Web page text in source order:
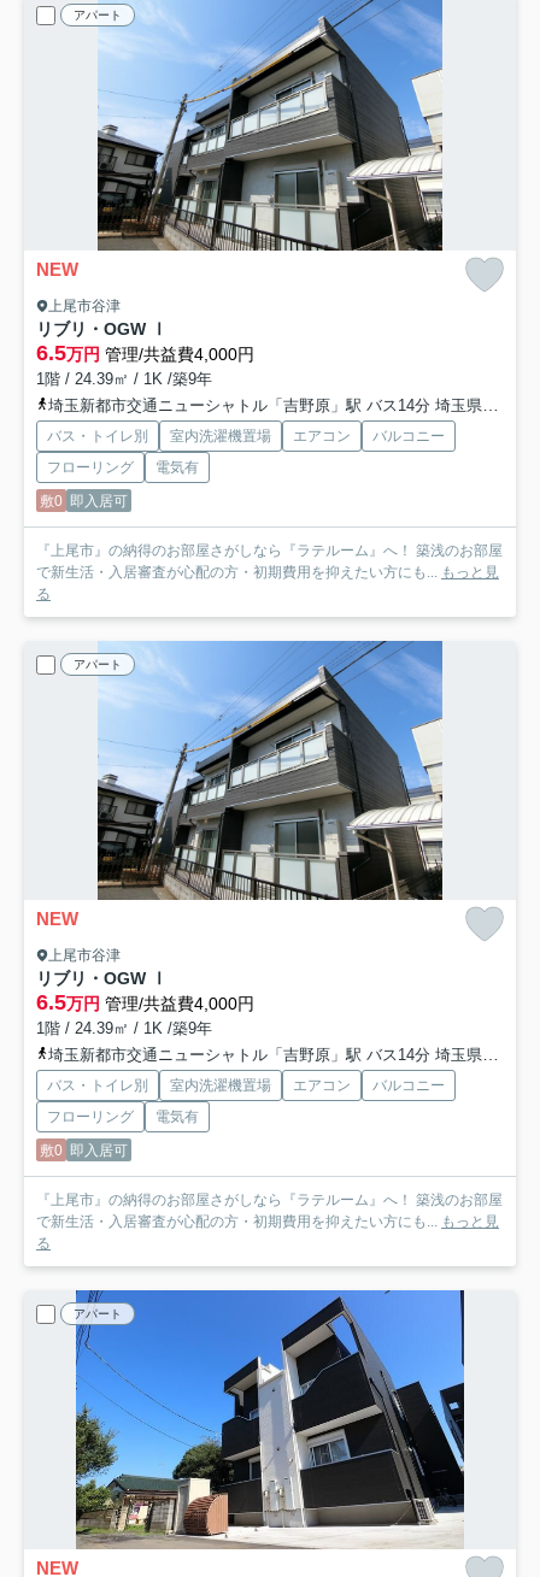
アパート
NEW
上尾市谷津
リブリ・OGW Ⅰ
6.5万円 管理/共益費4,000円
1階 / 24.39㎡ / 1K /築9年
埼玉新都市交通ニューシャトル「吉野原」駅 バス14分 埼玉県上尾市「上尾原市新道」 停歩10分
バス・トイレ別 室内洗濯機置場 エアコン
バルコニー
フローリング
電気有
敷0 即入居可
『上尾市』の納得のお部屋さがしなら『ラテルーム』へ！ 築浅のお部屋
で新生活・入居審査が心配の方・初期費用を抑えたい方にも... もっと見
る
アパート
NEW
上尾市谷津
リブリ・OGW Ⅰ
6.5万円 管理/共益費4,000円
1階 / 24.39㎡ / 1K /築9年
埼玉新都市交通ニューシャトル「吉野原」駅 バス14分 埼玉県上尾市「上尾原市新道」 停歩10分
バス・トイレ別 室内洗濯機置場 エアコン
バルコニー
フローリング
電気有
敷0 即入居可
『上尾市』の納得のお部屋さがしなら『ラテルーム』へ！ 築浅のお部屋
で新生活・入居審査が心配の方・初期費用を抑えたい方にも... もっと見
る
アパート
NEW